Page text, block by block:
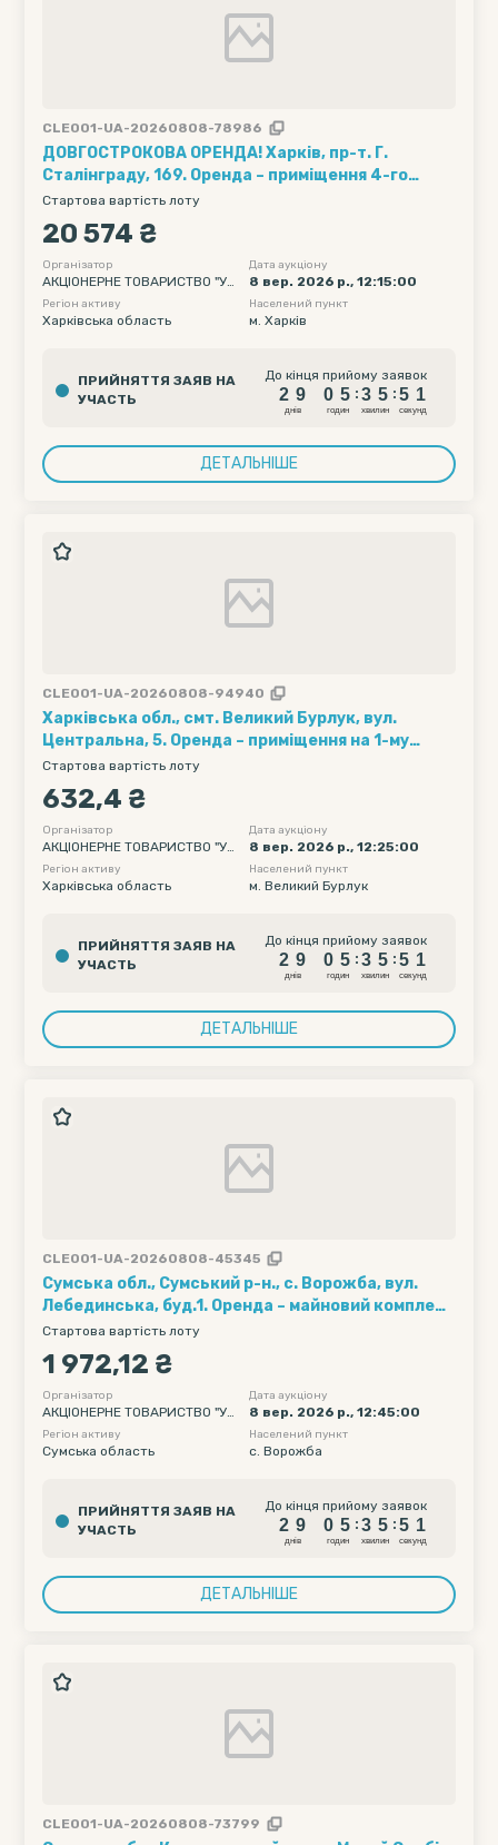
CLE001-UA-20260808-78986
ДОВГОСТРОКОВА ОРЕНДА! Харків, пр-т. Г.
Сталінграду, 169. Оренда – приміщення 4-го
поверху площею 684,90 кв.м. (В)
Стартова вартість лоту
20 574 ₴
Організатор
АКЦІОНЕРНЕ ТОВАРИСТВО "УК
РТЕЛЕКОМ"
Дата аукціону
8 вер. 2026 р., 12:15:00
Регіон активу
Харківська область
Населений пункт
м. Харків
ПРИЙНЯТТЯ ЗАЯВ НА
УЧАСТЬ
До кінця прийому заявок
2
2
9
9
днiв
0
0
5
5
годин
:
3
3
5
5
хвилин
:
5
5 0
1
секунд
ДЕТАЛЬНІШЕ
CLE001-UA-20260808-94940
Харківська обл., смт. Великий Бурлук, вул.
Центральна, 5. Оренда – приміщення на 1-му
поверсі площею 52,7 кв.м. (В)
Стартова вартість лоту
632,4 ₴
Організатор
АКЦІОНЕРНЕ ТОВАРИСТВО "УК
РТЕЛЕКОМ"
Дата аукціону
8 вер. 2026 р., 12:25:00
Регіон активу
Харківська область
Населений пункт
м. Великий Бурлук
ПРИЙНЯТТЯ ЗАЯВ НА
УЧАСТЬ
До кінця прийому заявок
2
2
9
9
днiв
0
0
5
5
годин
:
3
3
5
5
хвилин
:
5
5 0
1
секунд
ДЕТАЛЬНІШЕ
CLE001-UA-20260808-45345
Сумська обл., Сумський р-н., с. Ворожба, вул.
Лебединська, буд.1. Оренда – майновий комплекс
площею 146,30 кв.м (В)
Стартова вартість лоту
1 972,12 ₴
Організатор
АКЦІОНЕРНЕ ТОВАРИСТВО "УК
РТЕЛЕКОМ"
Дата аукціону
8 вер. 2026 р., 12:45:00
Регіон активу
Сумська область
Населений пункт
c. Ворожба
ПРИЙНЯТТЯ ЗАЯВ НА
УЧАСТЬ
До кінця прийому заявок
2
2
9
9
днiв
0
0
5
5
годин
:
3
3
5
5
хвилин
:
5
5 0
1
секунд
ДЕТАЛЬНІШЕ
CLE001-UA-20260808-73799